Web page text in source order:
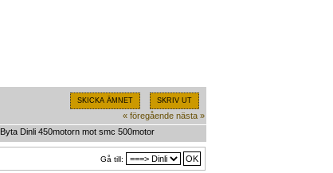
SKICKA ÄMNET SKRIV UT
« föregående nästa »
Byta Dinli 450motorn mot smc 500motor
Gå till: